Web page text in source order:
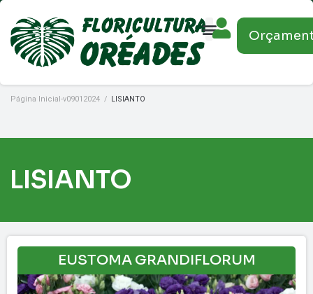
Página Inicial-v09012024 / LISIANTO
LISIANTO
EUSTOMA GRANDIFLORUM